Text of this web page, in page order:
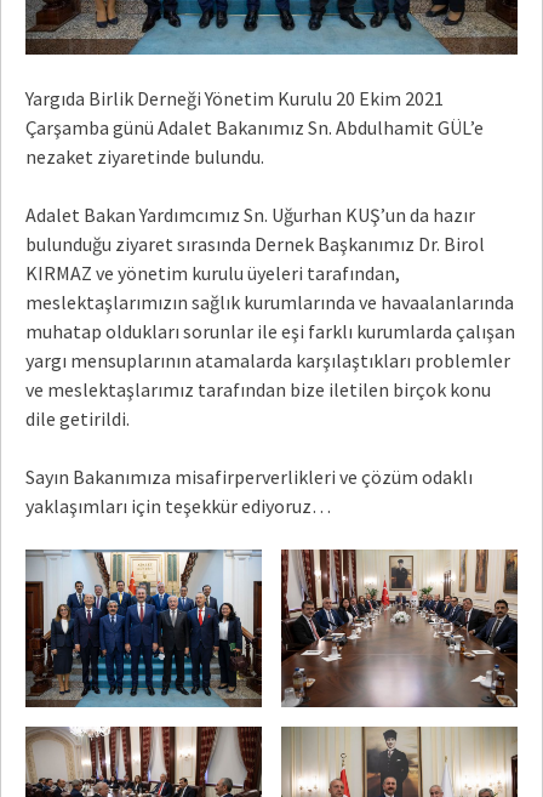
Yargıda Birlik Derneği Yönetim Kurulu 20 Ekim 2021
Çarşamba günü Adalet Bakanımız Sn. Abdulhamit GÜL’e
nezaket ziyaretinde bulundu.
Adalet Bakan Yardımcımız Sn. Uğurhan KUŞ’un da hazır
bulunduğu ziyaret sırasında Dernek Başkanımız Dr. Birol
KIRMAZ ve yönetim kurulu üyeleri tarafından,
meslektaşlarımızın sağlık kurumlarında ve havaalanlarında
muhatap oldukları sorunlar ile eşi farklı kurumlarda çalışan
yargı mensuplarının atamalarda karşılaştıkları problemler
ve meslektaşlarımız tarafından bize iletilen birçok konu
dile getirildi.
Sayın Bakanımıza misafirperverlikleri ve çözüm odaklı
yaklaşımları için teşekkür ediyoruz…